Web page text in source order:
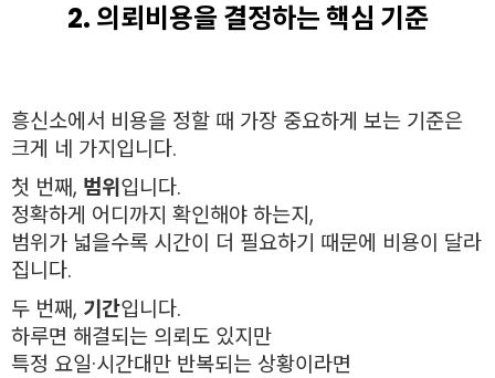
2. 의뢰비용을 결정하는 핵심 기준
흥신소에서 비용을 정할 때 가장 중요하게 보는 기준은
크게 네 가지입니다.
첫 번째, 범위입니다.
정확하게 어디까지 확인해야 하는지,
범위가 넓을수록 시간이 더 필요하기 때문에 비용이 달라
집니다.
두 번째, 기간입니다.
하루면 해결되는 의뢰도 있지만
특정 요일·시간대만 반복되는 상황이라면